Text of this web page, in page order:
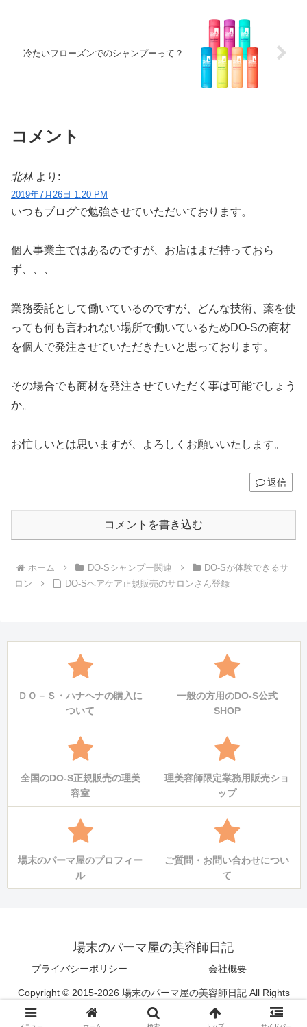
冷たいフローズンでのシャンプーって？
コメント
北林 より:
2019年7月26日 1:20 PM
いつもブログで勉強させていただいております。
個人事業主ではあるのですが、お店はまだ持っておら
ず、、、
業務委託として働いているのですが、どんな技術、薬を使
っても何も言われない場所で働いているためDO-Sの商材
を個人で発注させていただきたいと思っております。
その場合でも商材を発注させていただく事は可能でしょう
か。
お忙しいとは思いますが、よろしくお願いいたします。
返信
コメントを書き込む
ホーム DO-Sシャンプー関連
DO-Sが体験できるサ
ロン
DO-Sヘアケア正規販売のサロンさん登録
ＤＯ－Ｓ・ハナヘナの購入に
ついて
一般の方用のDO-S公式
SHOP
全国のDO-S正規販売の理美
容室
理美容師限定業務用販売ショ
ップ
場末のパーマ屋のプロフィー
ル
ご質問・お問い合わせについ
て
場末のパーマ屋の美容師日記
プライバシーポリシー 会社概要
Copyright © 2015-2026 場末のパーマ屋の美容師日記 All Rights
Reserved.